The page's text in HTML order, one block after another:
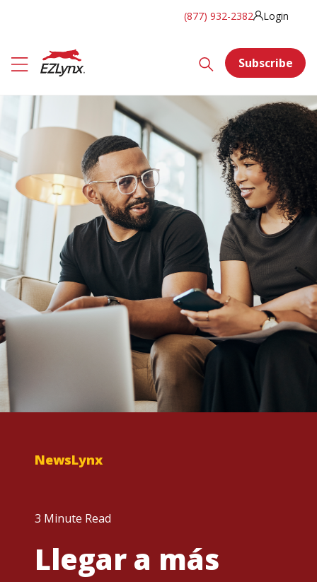
(877) 932-2382 Login
Subscribe
NewsLynx
3 Minute Read
Llegar a más